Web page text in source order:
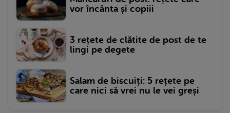
vor încânta și copiii
3 rețete de clătite de post de te
lingi pe degete
Salam de biscuiți: 5 rețete pe
care nici să vrei nu le vei greși